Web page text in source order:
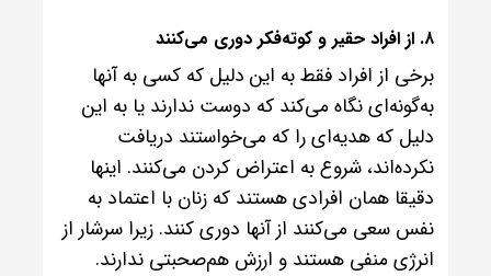
۸. از افراد حقیر و کوته‌فکر دوری می‌کنند
برخی از افراد فقط به این دلیل که کسی به آنها
به‌گونه‌ای نگاه می‌کند که دوست ندارند یا به این
دلیل که هدیه‌ای را که می‌خواستند دریافت
نکرده‌اند، شروع به اعتراض کردن می‌کنند. اینها
دقیقا همان افرادی هستند که زنان با اعتماد به
نفس سعی می‌کنند از آنها دوری کنند. زیرا سرشار از
انرژی منفی هستند و ارزش هم‌صحبتی ندارند.